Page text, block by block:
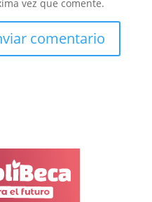
vez que comente.